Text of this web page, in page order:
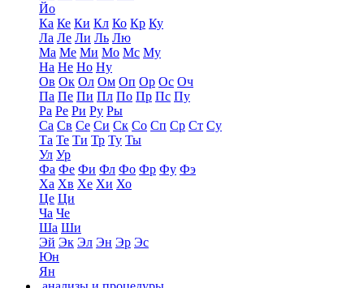
Йо
Ка Ке Ки Кл Ко Кр Ку
Ла Ле Ли Ль Лю
Ма Ме Ми Мо Мс Му
На Не Но Ну
Ов Ок Ол Ом Оп Ор Ос Оч
Па Пе Пи Пл По Пр Пс Пу
Ра Ре Ри Ру Ры
Са Св Се Си Ск Со Сп Ср Ст Су
Та Те Ти Тр Ту Ты
Ул Ур
Фа Фе Фи Фл Фо Фр Фу Фэ
Ха Хв Хе Хи Хо
Це Ци
Ча Че
Ша Ши
Эй Эк Эл Эн Эр Эс
Юн
Ян